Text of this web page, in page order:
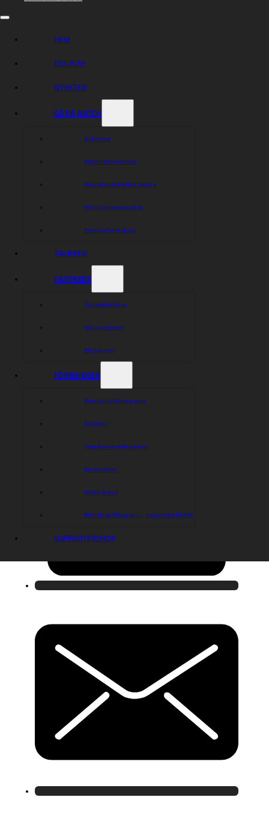
HEM
ESS PLAY
NYHETER
GÅ PÅ MATCH
Kalender
Biljettinformation
Köp dina biljetter online
Nästa hemmamatch
Pressinformation
TRUPPEN
PARTNERS
Tusenklubben
Våra partners
Bli partner
FÖRENINGEN
Kontakta föreningen
Styrelse
Ungdomsverksamhet
Bli medlem
Hejla Arena
Westbay Skippers – supporterklubb
SUPPORTERSHOP